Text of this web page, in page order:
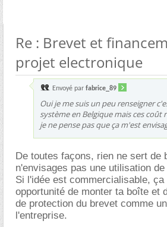
Re : Brevet et
projet electronique
Envoyé par fabrice_89
Oui je me suis un peu renseigner
système en Belgique mais ces coût
je ne pense pas que ça m'est
De toutes façons, rien ne sert de
n'envisages pas une utilisation
Si l'idée est commercialisable, ça
opportunité de monter ta boîte et
de protection du brevet comme
l'entreprise.